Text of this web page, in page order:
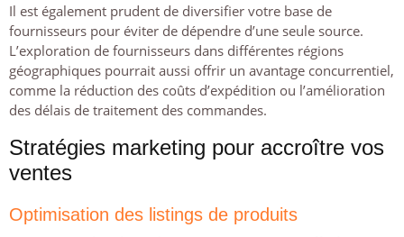
Il est également prudent de diversifier votre base de
fournisseurs pour éviter de dépendre d’une seule source.
L’exploration de fournisseurs dans différentes régions
géographiques pourrait aussi offrir un avantage concurrentiel,
comme la réduction des coûts d’expédition ou l’amélioration
des délais de traitement des commandes.
Stratégies marketing pour accroître vos
ventes
Optimisation des listings de produits